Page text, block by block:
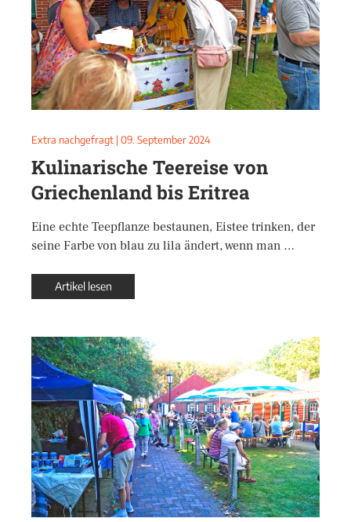
Extra nachgefragt | 09. September 2024
Kulinarische Teereise von
Griechenland bis Eritrea
Eine echte Teepflanze bestaunen, Eistee trinken, der
seine Farbe von blau zu lila ändert, wenn man …
Artikel lesen